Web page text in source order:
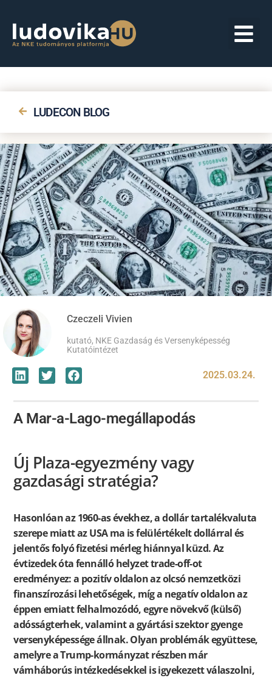
LUDECON BLOG
Czeczeli Vivien
kutató, NKE Gazdaság és Versenyképesség
Kutatóintézet
2025.03.24.
A Mar-a-Lago-megállapodás
Új Plaza-egyezmény vagy
gazdasági stratégia?
Hasonlóan az 1960-as évekhez, a dollár tartalékvaluta
szerepe miatt az USA ma is felülértékelt dollárral és
jelentős folyó fizetési mérleg hiánnyal küzd. Az
évtizedek óta fennálló helyzet trade-off-ot
eredményez: a pozitív oldalon az olcsó nemzetközi
finanszírozási lehetőségek, míg a negatív oldalon az
éppen emiatt felhalmozódó, egyre növekvő (külső)
adósságterhek, valamint a gyártási szektor gyenge
versenyképessége állnak. Olyan problémák együttese,
amelyre a Trump-kormányzat részben már
vámháborús intézkedésekkel is igyekezett válaszolni,